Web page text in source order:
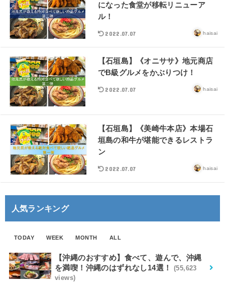
になった食堂が移転リニューア
ル！
2022.07.07 haisai
【石垣島】《オニササ》地元商店
でB級グルメをかぶりつけ！
2022.07.07 haisai
【石垣島】《美崎牛本店》本場石
垣島の和牛が堪能できるレストラ
ン
2022.07.07 haisai
人気ランキング
TODAY WEEK MONTH ALL
【沖縄のおすすめ】食べて、遊んで、沖縄
を満喫！沖縄のはずれなし14選！
(55,623
views)